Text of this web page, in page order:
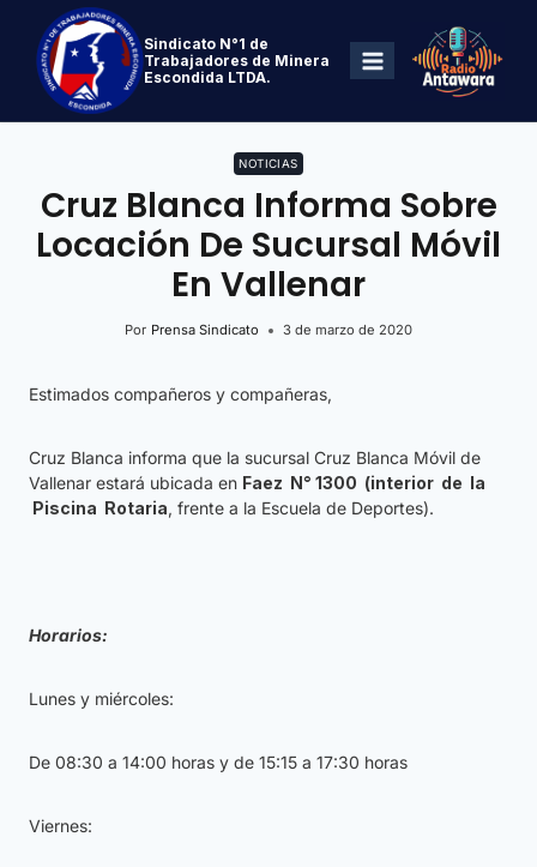
Sindicato N°1 de
Trabajadores de Minera
Escondida LTDA.
NOTICIAS
Cruz Blanca Informa Sobre
Locación De Sucursal Móvil
En Vallenar
Por Prensa Sindicato 3 de marzo de 2020
Estimados compañeros y compañeras,
Cruz Blanca informa que la sucursal Cruz Blanca Móvil de
Vallenar estará ubicada en Faez N° 1300 (interior de la
Piscina Rotaria, frente a la Escuela de Deportes).
Horarios:
Lunes y miércoles:
De 08:30 a 14:00 horas y de 15:15 a 17:30 horas
Viernes: